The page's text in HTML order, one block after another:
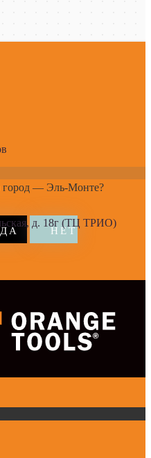
— Эль-Монте?
д. 18г (ТЦ ТРИО)